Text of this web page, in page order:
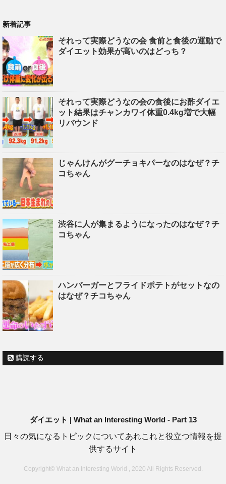
新着記事
それって実際どうなの会 食前と食後の運動で
ダイエット効果が高いのはどっち？
それって実際どうなの会の食後にお酢ダイエ
ット結果はチャンカワイ体重0.4kg増で大幅
リバウンド
じゃんけんがグーチョキパーなのはなぜ？チ
コちゃん
渋谷に人が集まるようになったのはなぜ？チ
コちゃん
ハンバーガーとフライドポテトがセットなの
はなぜ？チコちゃん
購読する
ダイエット | What an Interesting World - Part 13
日々の気になるトピックについてあれこれと役立つ情報を提
供するサイト
Copyright© What an Interesting World , 2020 All Rights Reserved.